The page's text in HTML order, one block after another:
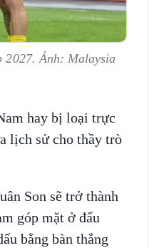
2027. Ảnh: Malaysia
hay bị loại trực
lịch sử cho thầy trò
Son sẽ trở thành
góp mặt ở đấu
bằng bàn thắng